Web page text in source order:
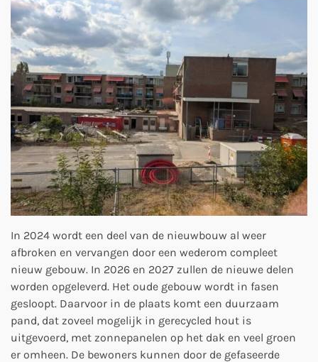
In 2024 wordt een deel van de nieuwbouw al weer
afbroken en vervangen door een wederom compleet
nieuw gebouw. In 2026 en 2027 zullen de nieuwe delen
worden opgeleverd. Het oude gebouw wordt in fasen
gesloopt. Daarvoor in de plaats komt een duurzaam
pand, dat zoveel mogelijk in gerecycled hout is
uitgevoerd, met zonnepanelen op het dak en veel groen
er omheen. De bewoners kunnen door de gefaseerde